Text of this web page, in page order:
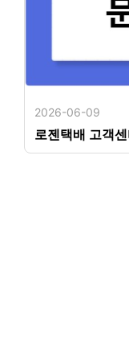
2026-06-09
로젠택배 고객